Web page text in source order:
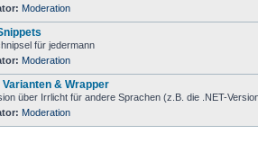
Moderation
für jedermann
Moderation
Varianten & Wrapper
über Irrlicht für andere Sprachen (z.B. die .NET-
Moderation